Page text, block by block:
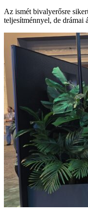
Az ismét bivalyerősre
teljesítménnyel, de drámai